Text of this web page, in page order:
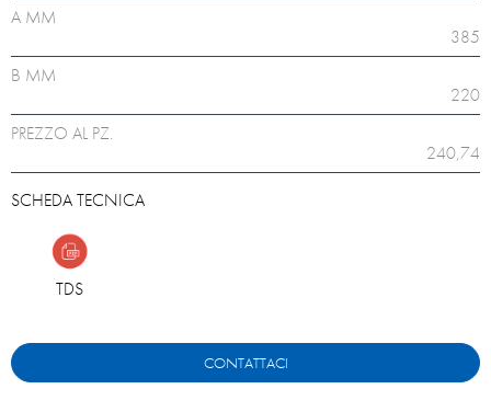
A MM
385
B MM
220
PREZZO AL PZ.
240,74
SCHEDA TECNICA
TDS
CONTATTACI